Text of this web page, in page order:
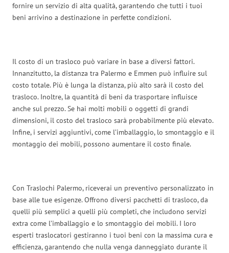
fornire un servizio di alta qualità, garantendo che tutti i tuoi
beni arrivino a destinazione in perfette condizioni.
Il costo di un trasloco può variare in base a diversi fattori.
Innanzitutto, la distanza tra Palermo e Emmen può influire sul
costo totale. Più è lunga la distanza, più alto sarà il costo del
trasloco. Inoltre, la quantità di beni da trasportare influisce
anche sul prezzo. Se hai molti mobili o oggetti di grandi
dimensioni, il costo del trasloco sarà probabilmente più elevato.
Infine, i servizi aggiuntivi, come l’imballaggio, lo smontaggio e il
montaggio dei mobili, possono aumentare il costo finale.
Con Traslochi Palermo, riceverai un preventivo personalizzato in
base alle tue esigenze. Offrono diversi pacchetti di trasloco, da
quelli più semplici a quelli più completi, che includono servizi
extra come l’imballaggio e lo smontaggio dei mobili. I loro
esperti traslocatori gestiranno i tuoi beni con la massima cura e
efficienza, garantendo che nulla venga danneggiato durante il